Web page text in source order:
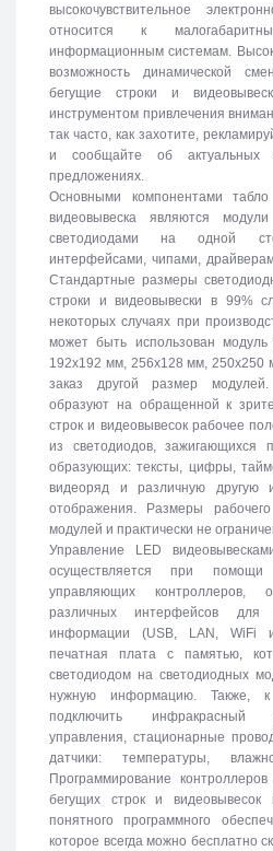
высокочувствительное
относится к
информационным системам.
возможность динамической
бегущие строки и
инструментом привлечения
так часто, как захотите,
и сообщайте об актуальных
предложениях.
Основными компонентами
видеовывеска являются
светодиодами на одной
интерфейсами, чипами,
Стандартные размеры
строки и видеовывески в 99%
некоторых случаях при
может быть использован
192х192 мм, 256х128 мм, 250х250
заказ другой размер
образуют на обращенной к
строк и видеовывесок рабочее
из светодиодов, зажигающихся
образующих: тексты, цифры,
видеоряд и различную другую
отображения. Размеры
модулей и практически не
Управление LED
осуществляется при помощи
управляющих контроллеров,
различных интерфейсов для
информации (USB, LAN, WiFi
печатная плата с памятью,
светодиодом на светодиодных
нужную информацию. Также, к
подключить инфракрасный
управления, стационарные
датчики: температуры,
Программирование
бегущих строк и
понятного программного
которое всегда можно бесплатно